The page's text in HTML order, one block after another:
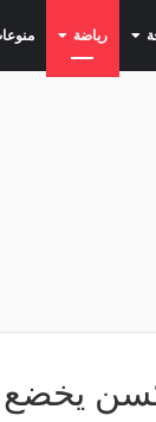
(current) رياضة (current)
يخضع